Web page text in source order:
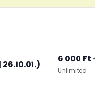
6 000 Ft
Unlimited